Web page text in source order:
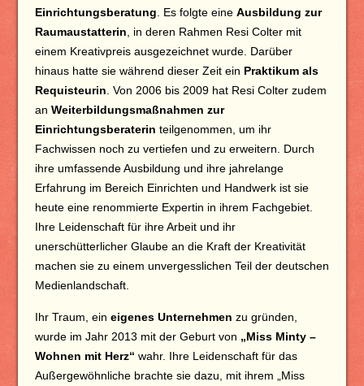
Einrichtungsberatung . Es folgte eine Ausbildung zur
Raumaustatterin , in deren Rahmen Resi Colter mit
einem Kreativpreis ausgezeichnet wurde. Darüber
hinaus hatte sie während dieser Zeit ein Praktikum als
Requisteurin . Von 2006 bis 2009 hat Resi Colter zudem
an Weiterbildungsmaßnahmen zur
Einrichtungsberaterin teilgenommen, um ihr
Fachwissen noch zu vertiefen und zu erweitern. Durch
ihre umfassende Ausbildung und ihre jahrelange
Erfahrung im Bereich Einrichten und Handwerk ist sie
heute eine renommierte Expertin in ihrem Fachgebiet.
Ihre Leidenschaft für ihre Arbeit und ihr
unerschütterlicher Glaube an die Kraft der Kreativität
machen sie zu einem unvergesslichen Teil der deutschen
Medienlandschaft.
Ihr Traum, ein eigenes Unternehmen zu gründen,
wurde im Jahr 2013 mit der Geburt von „Miss Minty –
Wohnen mit Herz“ wahr. Ihre Leidenschaft für das
Außergewöhnliche brachte sie dazu, mit ihrem „Miss